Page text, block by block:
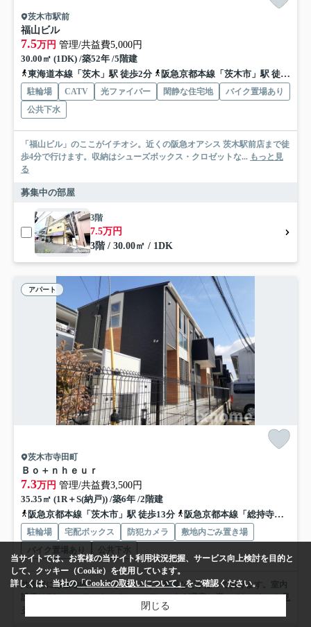
茨木市駅前
福山ビル
7.5万円 管理/共益費5,000円
30.00㎡ (1DK) /築52年 /5階建
東海道本線「茨木」駅 徒歩2分
阪急京都本線「茨木市」駅 徒歩16分
駐輪場 CATV 光ファイバー 閑静な住宅地
バイク置場あり
公共下水
「福山ビル」のここがイチオシ。近くの阪急オアシス 茨木駅前店まで徒
歩4分で行けます。収納はシューズボックス・クロゼットな... もっと見
る
募集中の部屋
3階
7.5万円
3階 / 30.00㎡ / 1DK
アパート
茨木市寺田町
Ｂｏ＋ｎｈｅｕｒ
7.3万円 管理/共益費3,500円
35.35㎡ (1R＋S(納戸)) /築6年 /2階建
阪急京都本線「茨木市」駅 徒歩13分
阪急京都本線「総持寺」駅 徒歩21分
駐輪場 宅配ボックス 防犯カメラ
敷地内ごみ置き場
バイク置場あり
公共下水
共用部には敷地内ごみ置き場・バイク置場などが揃っております。室内
設備はCS・システムキッチン・エアコンなど豊富に揃ってお...もっと見
る
当サイトでは、お客様の当サイト利用状況把握、サービス向上検討を目的と
して、クッキー（Cookie）を使用しています。
詳しくは、当社の「Cookieの取扱いについて」をご確認ください。
閉じる